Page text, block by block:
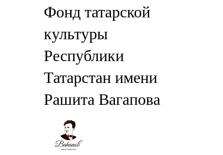
Фонд татарской
культуры
Республики
Татарстан имени
Рашита Вагапова